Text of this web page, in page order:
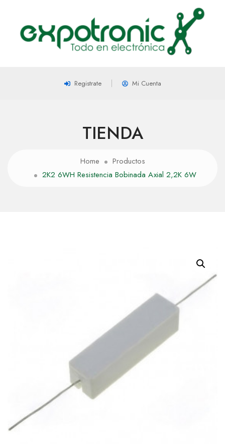
Registrate Mi Cuenta
TIENDA
Home
Productos
2K2 6WH Resistencia Bobinada Axial 2,2K 6W